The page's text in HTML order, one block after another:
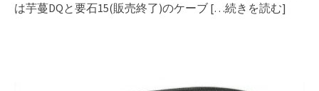
は芋蔓DQと要石15(販売終了)のケーブ […続きを読む]